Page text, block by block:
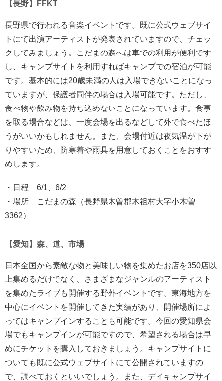
【長野】FFKT
長野県で行われる音楽イベントです。既に公式ウェブサイ
トにて出演アーティストが発表されていますので、チェッ
クしてみましょう。こだまの森へは車での利用が便利です
し、キャンプサイトを利用すればキャンプでの宿泊が可能
です。基本的には20歳未満の人は入場できないことになっ
ていますが、保護者同伴の場合は入場可能です。ただし、
食べ物や飲み物を持ち込めないことになっています。食事
を取る場合などは、一度会場を出るなどして外で食べたほ
うがいいかもしれません。また、会場付近は夜気温が下が
りやすいため、防寒着や雨具を用意しておくことをおすす
めします。
・日程 6/1、6/2
・場所 こだまの森（長野県木曽郡木祖村大字小木曽
3362）
【愛知】森、道、市場
日本全国から素敵な物と美味しい物を集めたお店を350店以
上集めるだけでなく、さまざまなジャンルのアーティスト
を集めたライブも開催する野外イベントです。東海地方を
中心にイベントを開催してきた実績があり、開催場所によ
ってはキャンプインすることも可能です。今回の愛知県会
場でもキャンプインが可能ですので、希望される場合は早
めにチケットを購入しておきましょう。キャンプサイトに
ついても既に公式ウェブサイトにて公開されていますの
で、調べておくといいでしょう。また、デイキャンプサイ